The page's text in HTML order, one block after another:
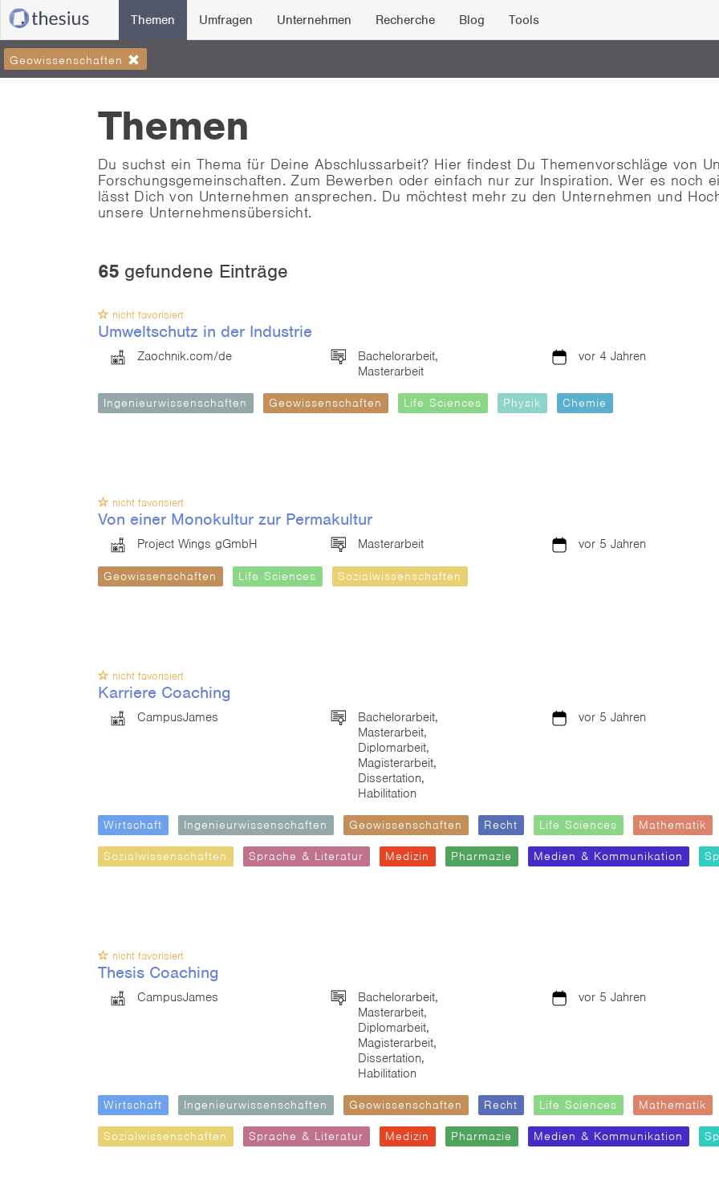
Themen Umfragen Unternehmen Recherche Blog Tools
Geowissenschaften
Themen
Du suchst ein Thema für Deine Abschlussarbeit? Hier findest Du Themenvorschläge von
Forschungsgemeinschaften. Zum Bewerben oder einfach nur zur Inspiration. Wer es noch
lässt Dich von Unternehmen ansprechen. Du möchtest mehr zu den Unternehmen und
unsere Unternehmensübersicht.
65 gefundene Einträge
nicht favorisiert
Umweltschutz in der Industrie
Zaochnik.com/de
Bachelorarbeit,
Masterarbeit
vor 4 Jahren
Ingenieurwissenschaften Geowissenschaften Life Sciences Physik Chemie
nicht favorisiert
Von einer Monokultur zur Permakultur
Project Wings gGmbH Masterarbeit vor 5 Jahren
Geowissenschaften Life Sciences Sozialwissenschaften
nicht favorisiert
Karriere Coaching
CampusJames
Bachelorarbeit,
Masterarbeit,
Diplomarbeit,
Magisterarbeit,
Dissertation,
Habilitation
vor 5 Jahren
Wirtschaft Ingenieurwissenschaften Geowissenschaften Recht Life Sciences Mathematik
Sozialwissenschaften Sprache & Literatur Medizin Pharmazie Medien & Kommunikation
nicht favorisiert
Thesis Coaching
CampusJames
Bachelorarbeit,
Masterarbeit,
Diplomarbeit,
Magisterarbeit,
Dissertation,
Habilitation
vor 5 Jahren
Wirtschaft Ingenieurwissenschaften Geowissenschaften Recht Life Sciences Mathematik
Sozialwissenschaften Sprache & Literatur Medizin Pharmazie Medien & Kommunikation